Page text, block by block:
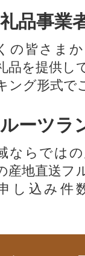
品事業
の皆さま
品を提供し
ング形式で
ーツラ
ならでは
産地直送フ
し込み件